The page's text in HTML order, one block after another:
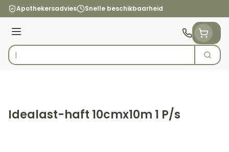
Ga naar de inhoud
Apothekersadvies Snelle beschikbaarheid
Menu
Product, merk, categorie...
Zoek
Idealast-haft 10cmx10m 1 P/s